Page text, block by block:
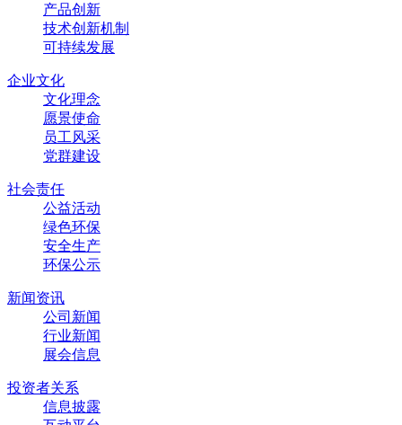
产品创新
技术创新机制
可持续发展
企业文化
文化理念
愿景使命
员工风采
党群建设
社会责任
公益活动
绿色环保
安全生产
环保公示
新闻资讯
公司新闻
行业新闻
展会信息
投资者关系
信息披露